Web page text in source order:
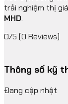
trải nghiệm thị
MHD.
0/5 (0 Reviews)
Thông số kỹ
Đang cập nhật